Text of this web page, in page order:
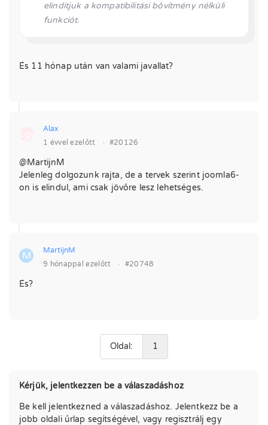
elindítjuk a kompatibilitási bővítmény nélküli
funkciót.
És 11 hónap után van valami javallat?
Alax
1 évvel ezelőtt
· #20126
@MartijnM
Jelenleg dolgozunk rajta, de a tervek szerint joomla6-
on is elindul, ami csak jövőre lesz lehetséges.
M
MartijnM
9 hónappal ezelőtt
· #20748
És?
Oldal: 1
Kérjük, jelentkezzen be a válaszadáshoz
Be kell jelentkezned a válaszadáshoz. Jelentkezz be a
jobb oldali űrlap segítségével, vagy regisztrálj egy